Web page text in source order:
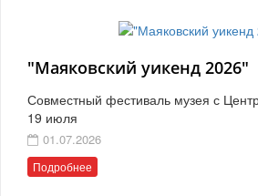
"Маяковский уикенд 2026"
Совместный фестиваль музея с
19 июля
01.07.2026
Подробнее